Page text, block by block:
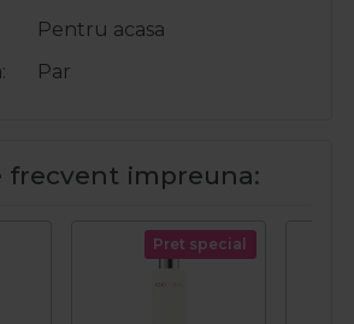
Pentru acasa
Par
frecvent impreuna:
Pret special